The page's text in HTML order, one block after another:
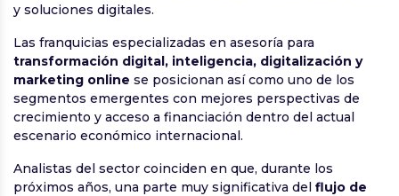
y soluciones digitales.
Las franquicias especializadas en asesoría para
transformación digital, inteligencia, digitalización y
marketing online se posicionan así como uno de los
segmentos emergentes con mejores perspectivas de
crecimiento y acceso a financiación dentro del actual
escenario económico internacional.
Analistas del sector coinciden en que, durante los
próximos años, una parte muy significativa del flujo de